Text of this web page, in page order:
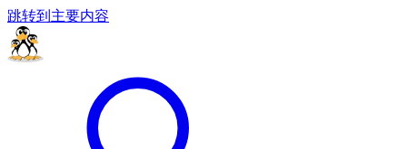
跳转到主要内容